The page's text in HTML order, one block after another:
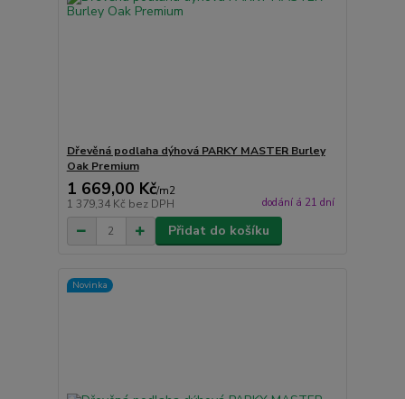
Dřevěná podlaha dýhová PARKY MASTER Burley
Oak Premium
1 669,00 Kč/m2
1 379,34 Kč bez DPH dodání á 21 dní
Přidat do košíku
Novinka